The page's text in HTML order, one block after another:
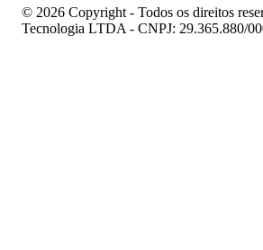
© 2026 Copyright - Todos os direitos
Tecnologia LTDA - CNPJ: 29.365.880/